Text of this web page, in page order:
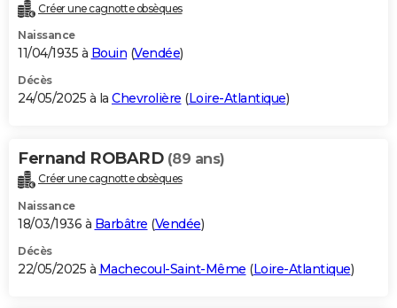
Créer une cagnotte obsèques
Naissance
11/04/1935 à Bouin (Vendée)
Décès
24/05/2025 à la Chevrolière (Loire-Atlantique)
Fernand ROBARD (89 ans)
Créer une cagnotte obsèques
Naissance
18/03/1936 à Barbâtre (Vendée)
Décès
22/05/2025 à Machecoul-Saint-Même (Loire-Atlantique)